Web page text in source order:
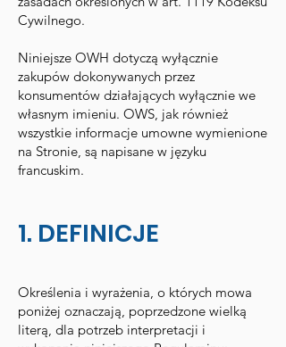
Cywilnego.
Niniejsze OWH dotyczą wyłącznie
zakupów dokonywanych przez
konsumentów działających wyłącznie we
własnym imieniu. OWS, jak również
wszystkie informacje umowne wymienione
na Stronie, są napisane w języku
francuskim.
1. DEFINICJE
Określenia i wyrażenia, o których mowa
poniżej oznaczają, poprzedzone wielką
literą, dla potrzeb interpretacji i